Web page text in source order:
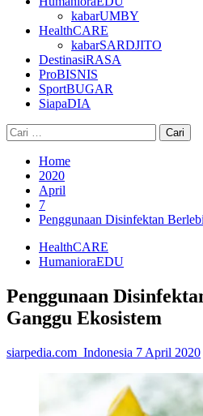
kabarUMBY
HealthCARE
kabarSARDJITO
DestinasiRASA
ProBISNIS
SportBUGAR
SiapaDIA
Cari
untuk:
Home
2020
April
7
Penggunaan Disinfektan
HealthCARE
HumanioraEDU
Penggunaan
Ganggu Ekosistem
siarpedia.com_Indonesia 7 April 2020